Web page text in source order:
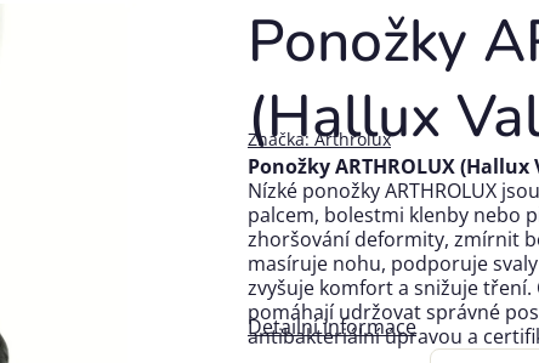
Ponožky
(Hallux
Značka: Arthrolux
Ponožky ARTHROLUX (Hallux
Nízké ponožky ARTHROLUX
palcem, bolestmi klenby nebo
zhoršování deformity, zmírnit
masíruje nohu, podporuje
zvyšuje komfort a snižuje
pomáhají udržovat správné
antibakteriální úpravou a
Detailní informace